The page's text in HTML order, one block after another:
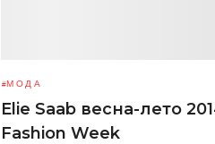
МОДА
Elie Saab весна-лето
Fashion Week